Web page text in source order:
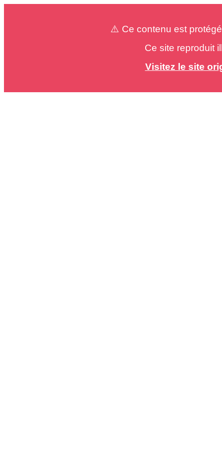
⚠️ Ce contenu est
Ce site reproduit
Visitez le site